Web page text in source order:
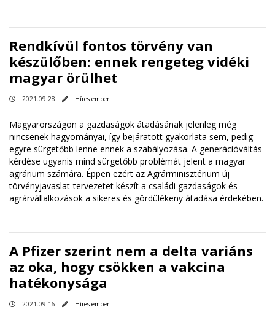
Rendkívül fontos törvény van
készülőben: ennek rengeteg vidéki
magyar örülhet
2021.09.28 Híres ember
Magyarországon a gazdaságok átadásának jelenleg még
nincsenek hagyományai, így bejáratott gyakorlata sem, pedig
egyre sürgetőbb lenne ennek a szabályozása. A generációváltás
kérdése ugyanis mind sürgetőbb problémát jelent a magyar
agrárium számára. Éppen ezért az Agrárminisztérium új
törvényjavaslat-tervezetet készít a családi gazdaságok és
agrárvállalkozások a sikeres és gördülékeny átadása érdekében.
A Pfizer szerint nem a delta variáns
az oka, hogy csökken a vakcina
hatékonysága
2021.09.16 Híres ember